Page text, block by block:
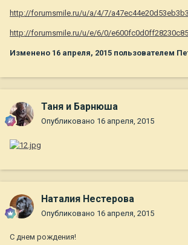
http://forumsmile.ru/u/a/4/7/
http://forumsmile.ru/u/e/6/0/
Изменено 16 апреля, 2015 пользователем
Таня и Барнюша
Опубликовано 16 апреля, 2015
Наталия Нестерова
Опубликовано 16 апреля, 2015
С днем рождения!